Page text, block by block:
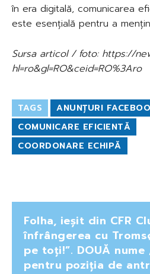
în era digitală, comunicarea
este esențială pentru a
Sursa articol / foto: https://
hl=ro&gl=RO&ceid=RO%3Aro
TAGS
ANUNȚURI
COMUNICARE EFICIENTĂ
COORDONARE ECHIPĂ
Folha, ieșit din CFR
înfrângerea cu
pe toți!”. DOUĂ nume
pentru poziția de